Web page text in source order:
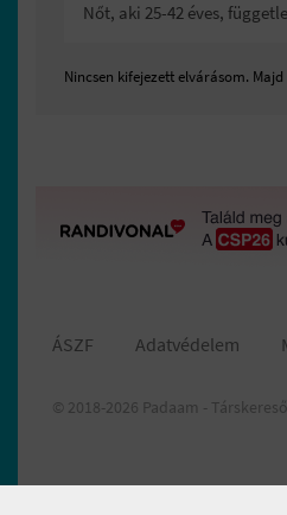
Nőt, aki 25-42 éves,
Nincsen kifejezett elvárásom.
ÁSZF Adatvédelem
© 2018-2026 Padaam -